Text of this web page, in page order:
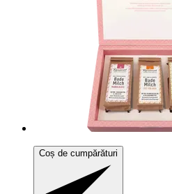
Coș de cumpărături